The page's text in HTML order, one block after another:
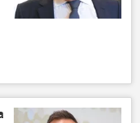
quan hệ